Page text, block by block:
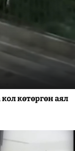
көтөргөн аял